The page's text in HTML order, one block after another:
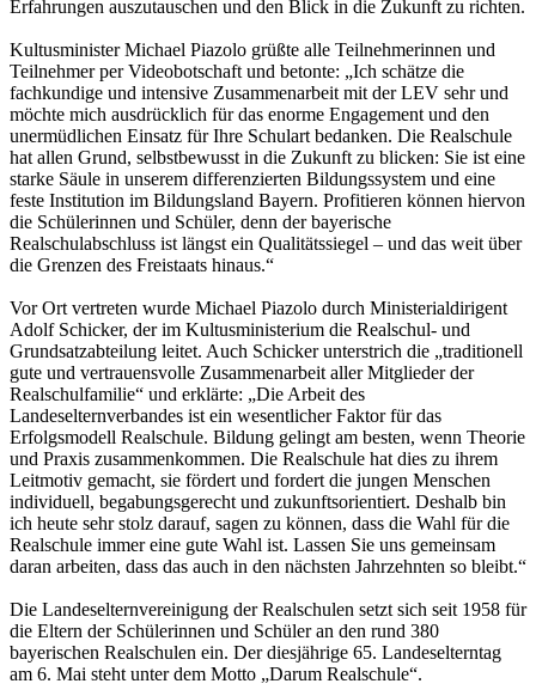
Erfahrungen auszutauschen und den Blick in die Zukunft zu richten.
Kultusminister Michael Piazolo grüßte alle Teilnehmerinnen und
Teilnehmer per Videobotschaft und betonte: „Ich schätze die
fachkundige und intensive Zusammenarbeit mit der LEV sehr und
möchte mich ausdrücklich für das enorme Engagement und den
unermüdlichen Einsatz für Ihre Schulart bedanken. Die Realschule
hat allen Grund, selbstbewusst in die Zukunft zu blicken: Sie ist eine
starke Säule in unserem differenzierten Bildungssystem und eine
feste Institution im Bildungsland Bayern. Profitieren können hiervon
die Schülerinnen und Schüler, denn der bayerische
Realschulabschluss ist längst ein Qualitätssiegel – und das weit über
die Grenzen des Freistaats hinaus.“
Vor Ort vertreten wurde Michael Piazolo durch Ministerialdirigent
Adolf Schicker, der im Kultusministerium die Realschul- und
Grundsatzabteilung leitet. Auch Schicker unterstrich die „traditionell
gute und vertrauensvolle Zusammenarbeit aller Mitglieder der
Realschulfamilie“ und erklärte: „Die Arbeit des
Landeselternverbandes ist ein wesentlicher Faktor für das
Erfolgsmodell Realschule. Bildung gelingt am besten, wenn Theorie
und Praxis zusammenkommen. Die Realschule hat dies zu ihrem
Leitmotiv gemacht, sie fördert und fordert die jungen Menschen
individuell, begabungsgerecht und zukunftsorientiert. Deshalb bin
ich heute sehr stolz darauf, sagen zu können, dass die Wahl für die
Realschule immer eine gute Wahl ist. Lassen Sie uns gemeinsam
daran arbeiten, dass das auch in den nächsten Jahrzehnten so bleibt.“
Die Landeselternvereinigung der Realschulen setzt sich seit 1958 für
die Eltern der Schülerinnen und Schüler an den rund 380
bayerischen Realschulen ein. Der diesjährige 65. Landeselterntag
am 6. Mai steht unter dem Motto „Darum Realschule“.